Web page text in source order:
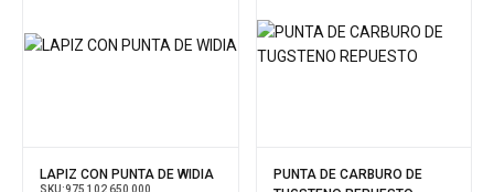
LAPIZ CON PUNTA DE WIDIA
SKU:975 102 650 000
PUNTA DE CARBURO DE